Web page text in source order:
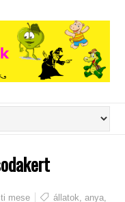
mese állatok ,anya